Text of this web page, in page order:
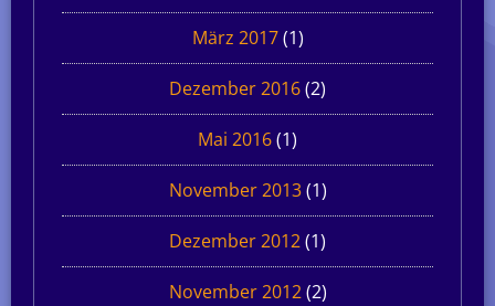
März 2017(1)
Dezember 2016(2)
Mai 2016(1)
November 2013(1)
Dezember 2012(1)
November 2012(2)